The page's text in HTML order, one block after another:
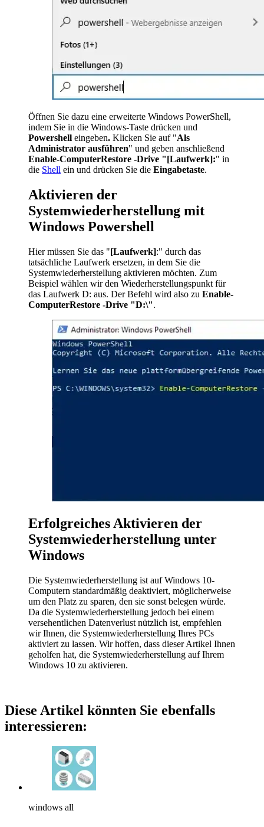
Öffnen Sie dazu eine erweiterte Windows PowerShell,
indem Sie in die Windows-Taste drücken und
Powershell eingeben. Klicken Sie auf "Als
Administrator ausführen" und geben anschließend
Enable-ComputerRestore -Drive "[Laufwerk]:" in
die Shell ein und drücken Sie die Eingabetaste.
Aktivieren der
Systemwiederherstellung mit
Windows Powershell
Hier müssen Sie das "[Laufwerk]:" durch das
tatsächliche Laufwerk ersetzen, in dem Sie die
Systemwiederherstellung aktivieren möchten. Zum
Beispiel wählen wir den Wiederherstellungspunkt für
das Laufwerk D: aus. Der Befehl wird also zu Enable-
ComputerRestore -Drive "D:\".
Erfolgreiches Aktivieren der
Systemwiederherstellung unter
Windows
Die Systemwiederherstellung ist auf Windows 10-
Computern standardmäßig deaktiviert, möglicherweise
um den Platz zu sparen, den sie sonst belegen würde.
Da die Systemwiederherstellung jedoch bei einem
versehentlichen Datenverlust nützlich ist, empfehlen
wir Ihnen, die Systemwiederherstellung Ihres PCs
aktiviert zu lassen. Wir hoffen, dass dieser Artikel Ihnen
geholfen hat, die Systemwiederherstellung auf Ihrem
Windows 10 zu aktivieren.
Diese Artikel könnten Sie ebenfalls
interessieren:
windows all